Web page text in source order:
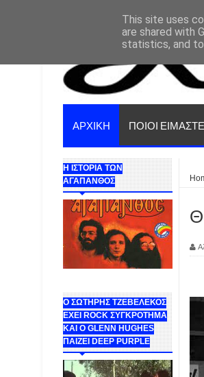
ΑΡΧΙΚΗ ΠΟΙΟΙ ΕΙΜΑΣΤΕ
Η ΙΣΤΟΡΙΑ ΤΩΝ
ΑΓΑΠΑΝΘΟΣ
Ο ΣΩΤΗΡΗΣ ΤΖΕΒΕΛΕΚΟΣ
ΕΧΕΙ ROCK ΣΥΓΚΡΟΤΗΜΑ
ΚΑΙ Ο GLENN HUGHES
ΠΑΙΖΕΙ DEEP PURPLE
This site uses
are shared with
statistics, and